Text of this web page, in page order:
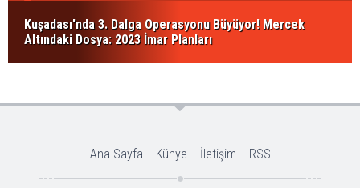
Kuşadası'nda 3. Dalga Operasyonu Büyüyor! Mercek
Altındaki Dosya: 2023 İmar Planları
Ana Sayfa Künye İletişim RSS